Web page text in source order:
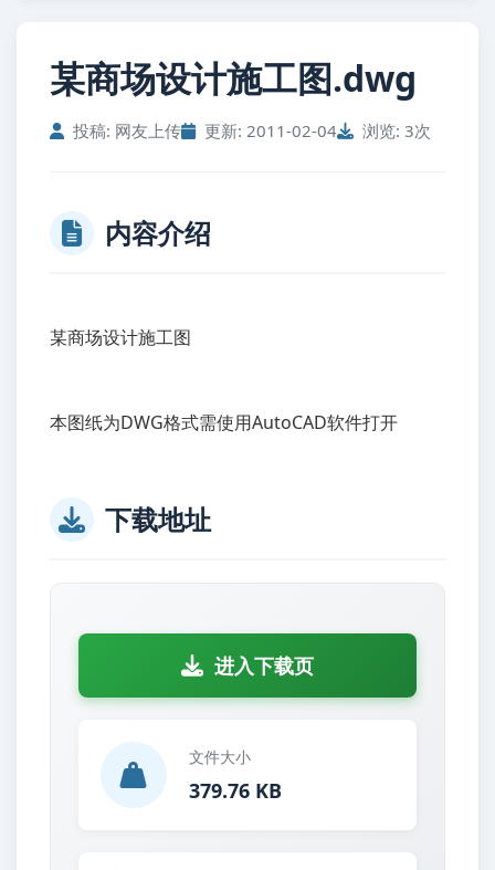
某商场设计施工图.dwg
投稿: 网友上传 更新: 2011-02-04 浏览: 3次
内容介绍
某商场设计施工图
本图纸为DWG格式需使用AutoCAD软件打开
下载地址
进入下载页
文件大小
379.76 KB